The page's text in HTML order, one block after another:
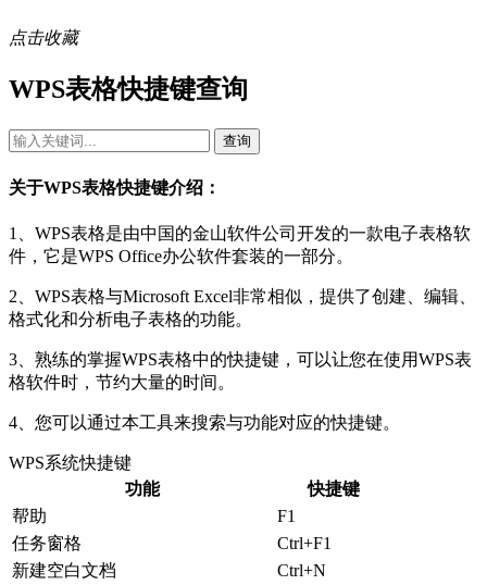
点击收藏
WPS表格快捷键查询
查询
关于WPS表格快捷键介绍：
1、WPS表格是由中国的金山软件公司开发的一款电子表格软
件，它是WPS Office办公软件套装的一部分。
2、WPS表格与Microsoft Excel非常相似，提供了创建、编辑、
格式化和分析电子表格的功能。
3、熟练的掌握WPS表格中的快捷键，可以让您在使用WPS表
格软件时，节约大量的时间。
4、您可以通过本工具来搜索与功能对应的快捷键。
WPS系统快捷键
功能
快捷键
帮助
F1
任务窗格
Ctrl+F1
新建空白文档
Ctrl+N